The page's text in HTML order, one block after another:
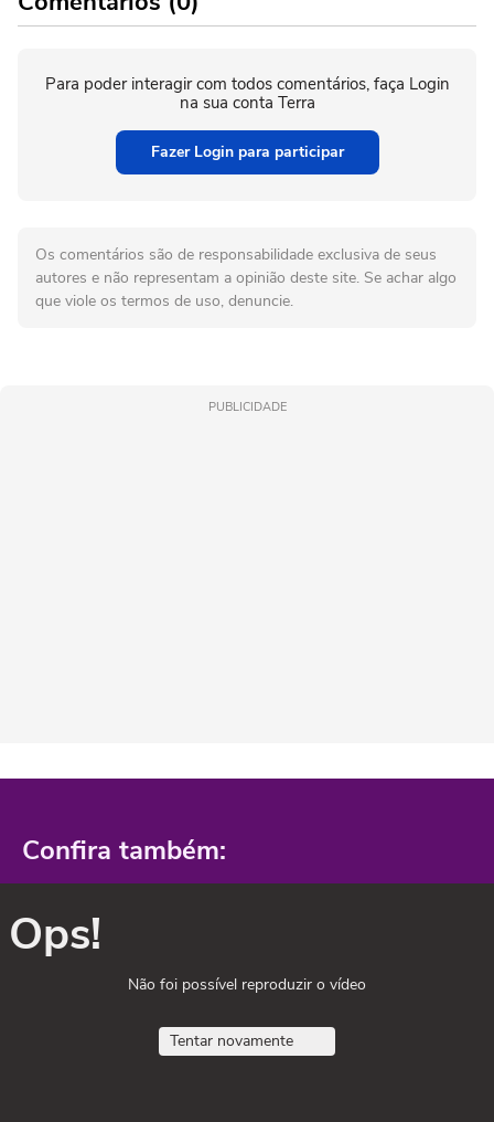
Para poder interagir com todos comentários, faça Login
na sua conta Terra
Fazer Login para participar
Os comentários são de responsabilidade exclusiva de seus
autores e não representam a opinião deste site. Se achar algo
que viole os termos de uso, denuncie.
PUBLICIDADE
Confira também:
Ops!
Não foi possível reproduzir o vídeo
Tentar novamente